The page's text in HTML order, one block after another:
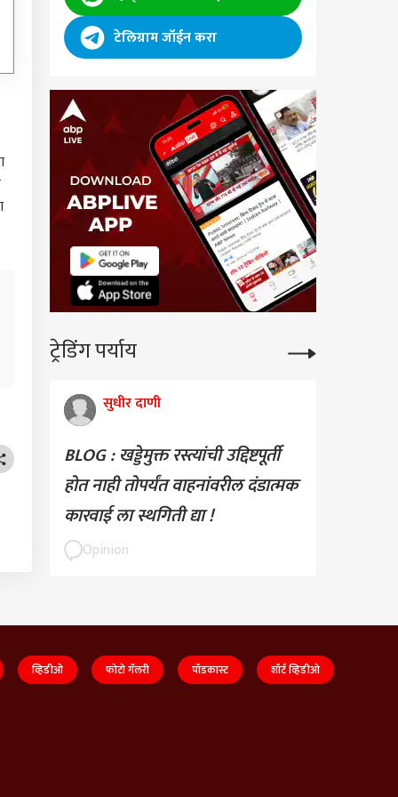
टेलिग्राम जॉईन करा
ट्रेडिंग पर्याय
सुधीर दाणी
BLOG : खड्डेमुक्त रस्त्यांची उद्दिष्टपूर्ती
होत नाही तोपर्यंत वाहनांवरील दंडात्मक
कारवाई ला स्थगिती द्या !
Opinion
व्हिडीओ फोटो गॅलरी पॉडकास्ट शॉर्ट व्हिडीओ